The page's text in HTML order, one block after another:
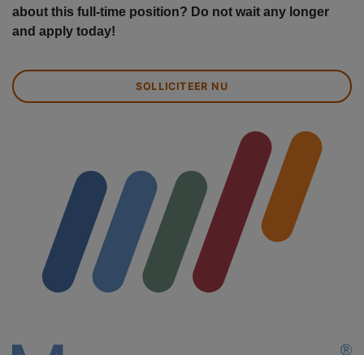
about this full-time position? Do not wait any longer
and apply today!
SOLLICITEER NU